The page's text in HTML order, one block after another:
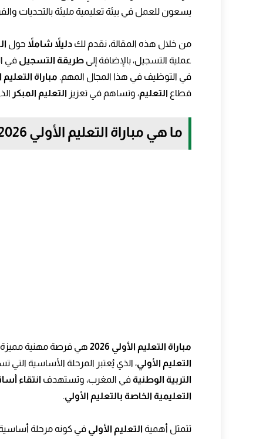
7. ما هي طبيعة الاختبارات الكتابية في مباراة التعليم الأولي؟
8. هل هناك تدريب قبل العمل في حالة نجاحي في المباراة؟
يسعون للعمل في بيئة تعليمية مليئة بالتحديات
من خلال هذه المقالة، نقدم لك دليلاً شاملاً حول
عملية التسجيل، بالإضافة إلى طريقة التسجيل في
في التوظيف في هذا المجال المهم. مباراة التعليم
قطاع التعليم، وتساهم في تعزيز التعليم المبكر
ما هي مباراة التعليم الأولي 2026؟
مباراة التعليم الأولي 2026 هي فرصة مهنية
التعليم الأولي، الذي يُعتبر المرحلة الأساسية التي
التربية الوطنيةفي المغرب، وتستهدف انتقاء
التعليمية الخاصة بالتعليم الأولي.
تتمثل أهمية التعليم الأولي في كونه مرحلة